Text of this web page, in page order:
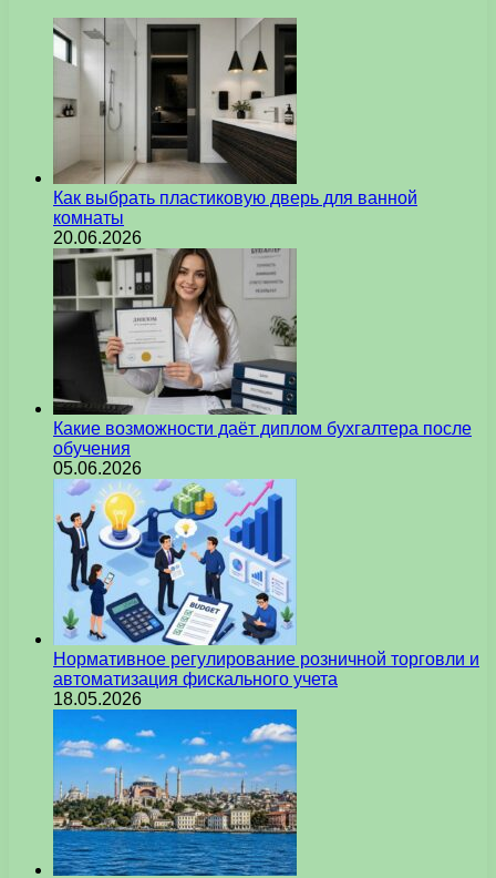
Как выбрать пластиковую дверь для ванной
комнаты
20.06.2026
Какие возможности даёт диплом бухгалтера после
обучения
05.06.2026
Нормативное регулирование розничной торговли и
автоматизация фискального учета
18.05.2026